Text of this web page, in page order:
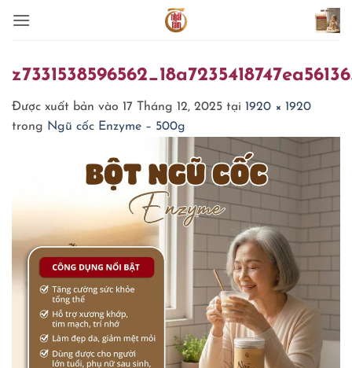
qua
dung
Được xuất bản vào 17 Tháng 12, 2025 tại 1920 × 1920
trong Ngũ cốc Enzyme – 500g